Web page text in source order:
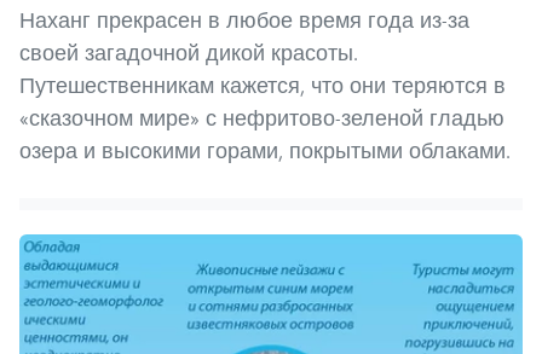
Наханг прекрасен в любое время года из-за
своей загадочной дикой красоты.
Путешественникам кажется, что они теряются в
«сказочном мире» с нефритово-зеленой гладью
озера и высокими горами, покрытыми облаками.